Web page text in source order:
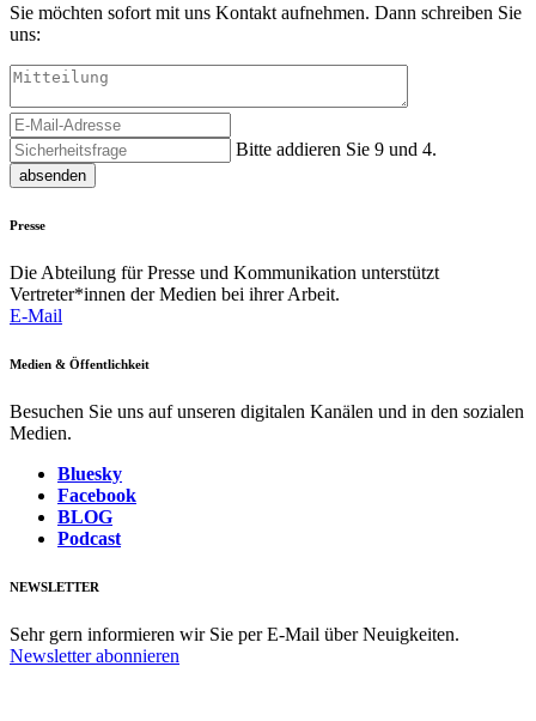
Sie möchten sofort mit uns Kontakt aufnehmen. Dann schreiben Sie
uns:
Bitte addieren Sie 9 und 4.
absenden
Presse
Die Abteilung für Presse und Kommunikation unterstützt
Vertreter*innen der Medien bei ihrer Arbeit.
E-Mail
Medien & Öffentlichkeit
Besuchen Sie uns auf unseren digitalen Kanälen und in den sozialen
Medien.
Bluesky
Facebook
BLOG
Podcast
NEWSLETTER
Sehr gern informieren wir Sie per E-Mail über Neuigkeiten.
Newsletter abonnieren